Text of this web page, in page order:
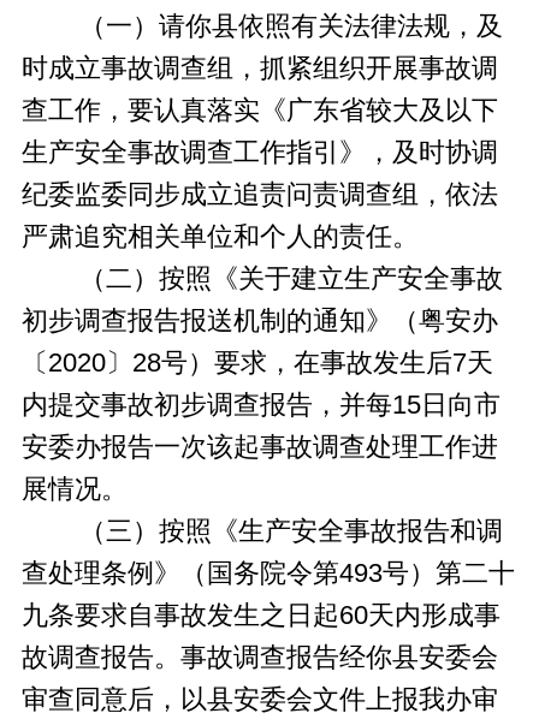
（一）请你县依照有关法律法规，及
时成立事故调查组，抓紧组织开展事故调
查工作，要认真落实《广东省较大及以下
生产安全事故调查工作指引》，及时协调
纪委监委同步成立追责问责调查组，依法
严肃追究相关单位和个人的责任。
（二）按照《关于建立生产安全事故
初步调查报告报送机制的通知》（粤安办
〔2020〕28号）要求，在事故发生后7天
内提交事故初步调查报告，并每15日向市
安委办报告一次该起事故调查处理工作进
展情况。
（三）按照《生产安全事故报告和调
查处理条例》（国务院令第493号）第二十
九条要求自事故发生之日起60天内形成事
故调查报告。事故调查报告经你县安委会
审查同意后，以县安委会文件上报我办审